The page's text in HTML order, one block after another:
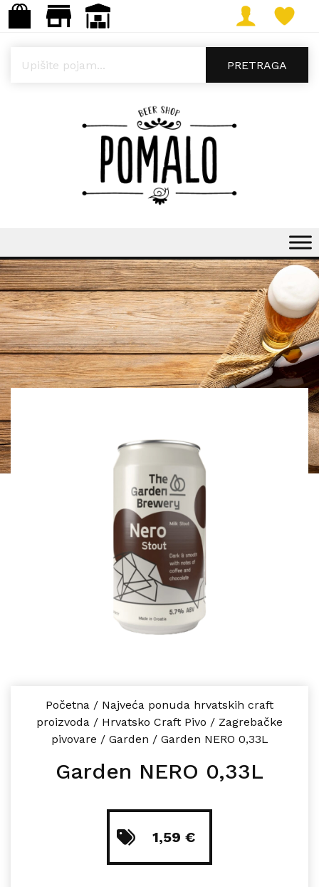
PRETRAGA
Početna / Najveća ponuda hrvatskih craft
proizvoda / Hrvatsko Craft Pivo / Zagrebačke
pivovare / Garden / Garden NERO 0,33L
Garden NERO 0,33L
1,59 €